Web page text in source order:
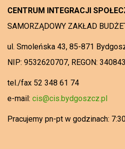
CENTRUM INTEGRACJI
SAMORZĄDOWY ZAKŁAD
ul. Smoleńska 43, 85-871
NIP: 9532620707, REGON:
tel./fax 52 348 61 74
e-mail: cis@cis.bydgoszcz.pl
Pracujemy pn-pt w godzinach: